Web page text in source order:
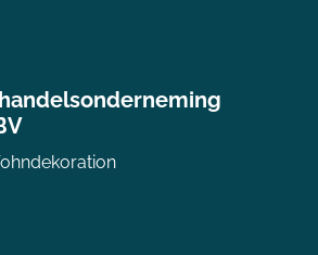
handelsonderneming